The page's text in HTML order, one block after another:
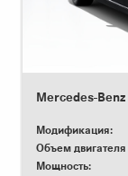
Mercedes-
Модификация:
Объем двигателя
Мощность: